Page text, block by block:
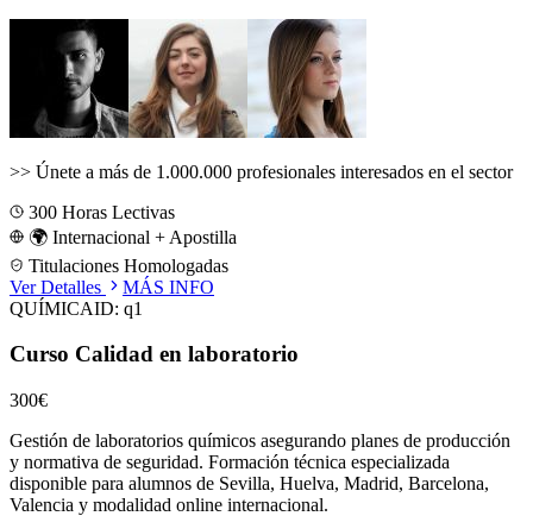
>> Únete a más de 1.000.000 profesionales interesados en el sector
300 Horas Lectivas
🌍 Internacional + Apostilla
Titulaciones Homologadas
Ver Detalles
MÁS INFO
QUÍMICAID: q1
Curso Calidad en laboratorio
300€
Gestión de laboratorios químicos asegurando planes de producción
y normativa de seguridad. Formación técnica especializada
disponible para alumnos de Sevilla, Huelva, Madrid, Barcelona,
Valencia y modalidad online internacional.